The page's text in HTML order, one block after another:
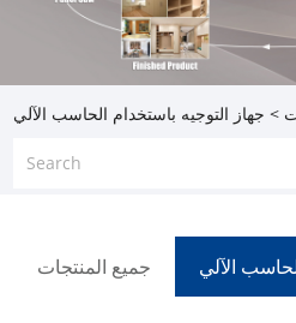
> جهاز التوجيه باستخدام الحاسب الآلي
جميع المنتجات الآلي